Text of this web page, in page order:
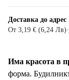
Доставка до адрес
От 3,19 € (6,24 Лв)·
Има красота в
форма.